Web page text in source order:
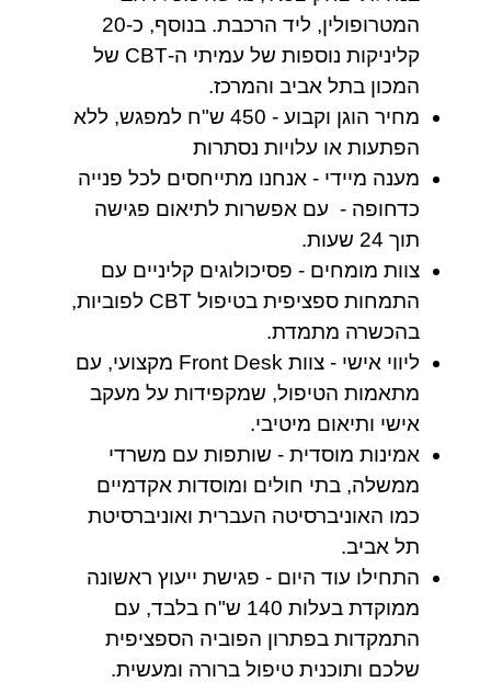
המטרופולין, ליד הרכבת. בנוסף, כ-20
קליניקות נוספות של עמיתי ה-CBT של
המכון בתל אביב והמרכז.
מחיר הוגן וקבוע - 450 ש"ח למפגש, ללא
הפתעות או עלויות נסתרות
מענה מיידי - אנחנו מתייחסים לכל פנייה
כדחופה - עם אפשרות לתיאום פגישה
תוך 24 שעות.
צוות מומחים - פסיכולוגים קליניים עם
התמחות ספציפית בטיפול CBT לפוביות,
בהכשרה מתמדת.
ליווי אישי - צוות Front Desk מקצועי, עם
מתאמות הטיפול, שמקפידות על מעקב
אישי ותיאום מיטיבי.
אמינות מוסדית - שותפות עם משרדי
ממשלה, בתי חולים ומוסדות אקדמיים
כמו האוניברסיטה העברית ואוניברסיטת
תל אביב.
התחילו עוד היום - פגישת ייעוץ ראשונה
ממוקדת בעלות 140 ש"ח בלבד, עם
התמקדות בפתרון הפוביה הספציפית
שלכם ותוכנית טיפול ברורה ומעשית.